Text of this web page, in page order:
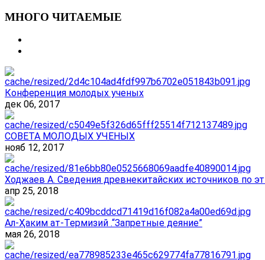
МНОГО ЧИТАЕМЫЕ
Конференция молодых ученых
дек 06, 2017
СОВЕТА МОЛОДЫХ УЧЕНЫХ
нояб 12, 2017
Ходжаев А. Сведения древнекитайских источников по
апр 25, 2018
Ал-Ҳаким ат-Термизий .“Запретные деяние”
мая 26, 2018